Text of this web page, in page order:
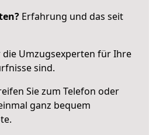
Erfahrung und das seit
die Umzugsexperten für Ihre
sind.
Sie zum Telefon oder
ganz bequem